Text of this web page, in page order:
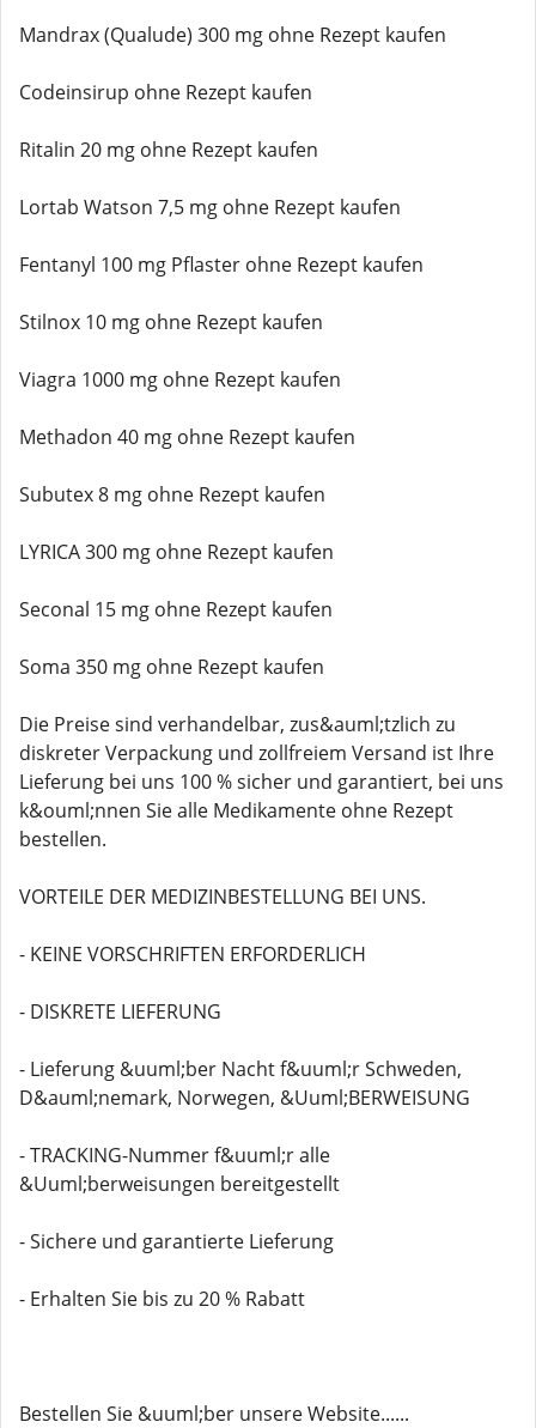
Mandrax (Qualude) 300 mg ohne Rezept kaufen
Codeinsirup ohne Rezept kaufen
Ritalin 20 mg ohne Rezept kaufen
Lortab Watson 7,5 mg ohne Rezept kaufen
Fentanyl 100 mg Pflaster ohne Rezept kaufen
Stilnox 10 mg ohne Rezept kaufen
Viagra 1000 mg ohne Rezept kaufen
Methadon 40 mg ohne Rezept kaufen
Subutex 8 mg ohne Rezept kaufen
LYRICA 300 mg ohne Rezept kaufen
Seconal 15 mg ohne Rezept kaufen
Soma 350 mg ohne Rezept kaufen
Die Preise sind verhandelbar, zus&auml;tzlich zu
diskreter Verpackung und zollfreiem Versand ist Ihre
Lieferung bei uns 100 % sicher und garantiert, bei uns
k&ouml;nnen Sie alle Medikamente ohne Rezept
bestellen.
VORTEILE DER MEDIZINBESTELLUNG BEI UNS.
- KEINE VORSCHRIFTEN ERFORDERLICH
- DISKRETE LIEFERUNG
- Lieferung &uuml;ber Nacht f&uuml;r Schweden,
D&auml;nemark, Norwegen, &Uuml;BERWEISUNG
- TRACKING-Nummer f&uuml;r alle
&Uuml;berweisungen bereitgestellt
- Sichere und garantierte Lieferung
- Erhalten Sie bis zu 20 % Rabatt
Bestellen Sie &uuml;ber unsere Website......